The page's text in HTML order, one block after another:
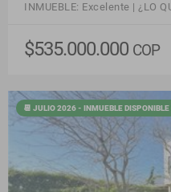
INMUEBLE: Excelente | ¿LO
$535.000.000 COP
📆 JULIO 2026 - INMUEBLE DISPONIBLE